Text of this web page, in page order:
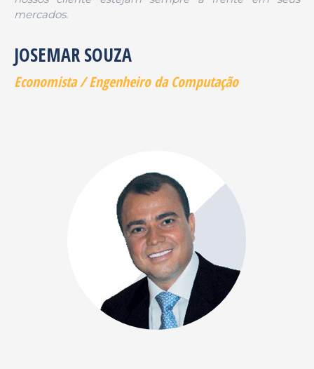
mercados.
JOSEMAR SOUZA
Economista / Engenheiro da Computação